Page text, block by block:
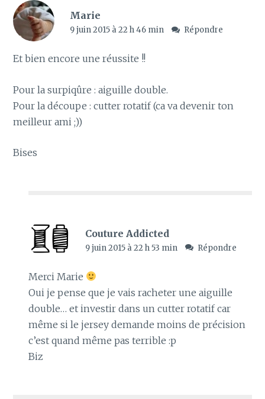
Marie
9 juin 2015 à 22 h 46 min Répondre
Et bien encore une réussite !!
Pour la surpiqûre : aiguille double.
Pour la découpe : cutter rotatif (ca va devenir ton
meilleur ami ;))
Bises
Couture Addicted
9 juin 2015 à 22 h 53 min Répondre
Merci Marie
Oui je pense que je vais racheter une aiguille
double… et investir dans un cutter rotatif car
même si le jersey demande moins de précision
c’est quand même pas terrible :p
Biz